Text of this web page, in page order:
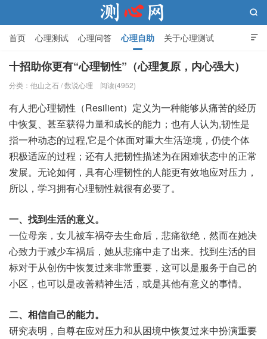

首页 心理测试 心理问答 心理自助 关于心理测试

十招助你更有“心理韧性”（心理复原，内心强大）
分类： 他山之石/数说心理 阅读(4952)
有人把心理韧性（Resilient）定义为一种能够从痛苦的经历
中恢复、甚至获得力量和成长的能力；也有人认为,韧性是
指一种动态的过程,它是个体面对重大生活逆境，仍使个体
积极适应的过程；还有人把韧性描述为在困难状态中的正常
发展。无论如何，具有心理韧性的人能更有效地应对压力，
所以，学习拥有心理韧性就很有必要了。
一、找到生活的意义。
一位母亲，女儿被车祸夺去生命后，悲痛欲绝，然而在她决
心致力于减少车祸后，她从悲痛中走了出来。找到生活的目
标对于从创伤中恢复过来非常重要，这可以是服务于自己的
小区，也可以是改善精神生活，或是其他有意义的事情。
二、相信自己的能力。
研究表明，自尊在应对压力和从困境中恢复过来中扮演重要